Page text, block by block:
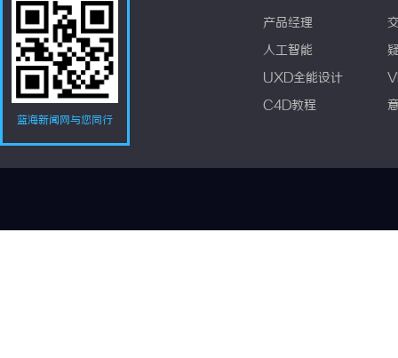
蓝海新闻网与您同行
产品经理
人工智能
UXD全能设计
C4D教程